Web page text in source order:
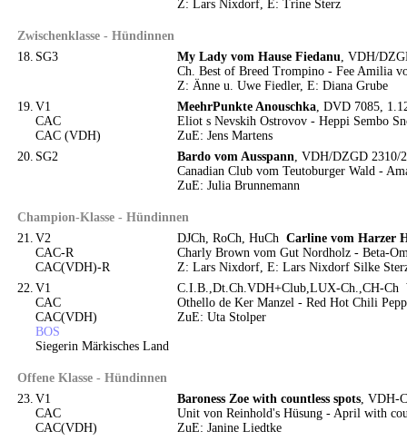
Z: Lars Nixdorf, E: Trine Sterz
Zwischenklasse - Hündinnen
18. SG3 My Lady vom Hause Fiedanu, VDH/
Ch. Best of Breed Trompino - Fee Amilia
Z: Änne u. Uwe Fiedler, E: Diana Grube
19. V1
CAC
CAC (VDH)
MeehrPunkte Anouschka, DVD 7085,
Eliot s Nevskih Ostrovov - Heppi Sembo
ZuE: Jens Martens
20. SG2 Bardo vom Ausspann, VDH/DZGD 2310/
Canadian Club vom Teutoburger Wald -
ZuE: Julia Brunnemann
Champion-Klasse - Hündinnen
21. V2
CAC-R
CAC(VDH)-R
DJCh, RoCh, HuCh Carline vom Harzer
Charly Brown vom Gut Nordholz - Beta-
Z: Lars Nixdorf, E: Lars Nixdorf Silke
22. V1
CAC
CAC(VDH)
BOS
Siegerin Märkisches Land
C.I.B.,Dt.Ch.VDH+Club,LUX-Ch.,CH-Ch
Othello de Ker Manzel - Red Hot Chili
ZuE: Uta Stolper
Offene Klasse - Hündinnen
23. V1
CAC
CAC(VDH)
Baroness Zoe with countless spots, VDH-
Unit von Reinhold's Hüsung - April with
ZuE: Janine Liedtke